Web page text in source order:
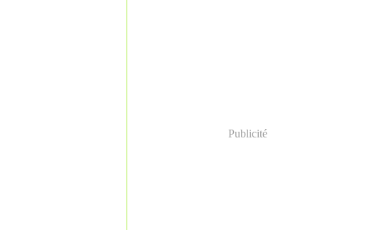
Publicité